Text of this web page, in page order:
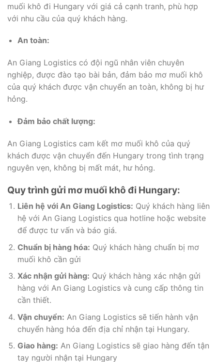
muối khô đi Hungary với giá cả cạnh tranh, phù hợp
với nhu cầu của quý khách hàng.
An toàn:
An Giang Logistics có đội ngũ nhân viên chuyên
nghiệp, được đào tạo bài bản, đảm bảo mơ muối khô
của quý khách được vận chuyển an toàn, không bị hư
hỏng.
Đảm bảo chất lượng:
An Giang Logistics cam kết mơ muối khô của quý
khách được vận chuyển đến Hungary trong tình trạng
nguyên vẹn, không bị mất mát, hư hỏng.
Quy trình gửi mơ muối khô đi Hungary:
Liên hệ với An Giang Logistics: Quý khách hàng liên
hệ với An Giang Logistics qua hotline hoặc website
để được tư vấn và báo giá.
Chuẩn bị hàng hóa: Quý khách hàng chuẩn bị mơ
muối khô cần gửi
Xác nhận gửi hàng: Quý khách hàng xác nhận gửi
hàng với An Giang Logistics và cung cấp thông tin
cần thiết.
Vận chuyển: An Giang Logistics sẽ tiến hành vận
chuyển hàng hóa đến địa chỉ nhận tại Hungary.
Giao hàng: An Giang Logistics sẽ giao hàng đến tận
tay người nhận tại Hungary